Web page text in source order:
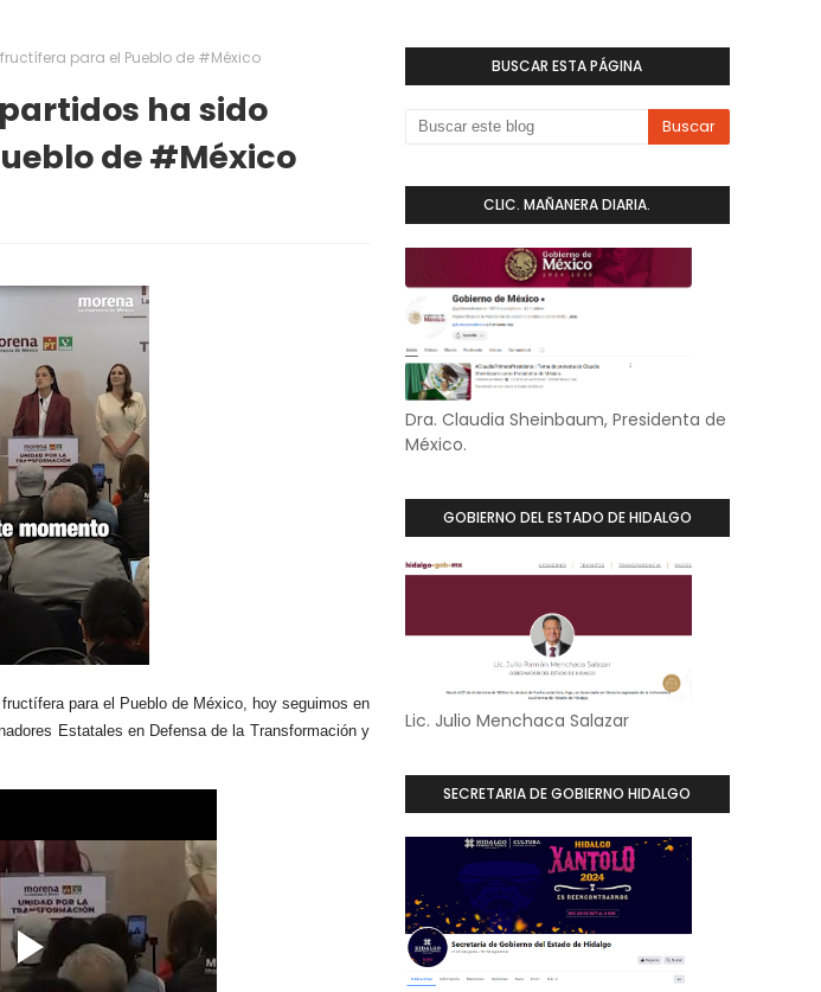
para el Pueblo de #México
ha sido
de #México
para el Pueblo de México, hoy seguimos en
Estatales en Defensa de la Transformación y
BUSCAR ESTA PÁGINA
CLIC. MAÑANERA DIARIA.
Dra. Claudia Sheinbaum, Presidenta de
México.
GOBIERNO DEL ESTADO DE HIDALGO
Lic. Julio Menchaca Salazar
SECRETARIA DE GOBIERNO HIDALGO